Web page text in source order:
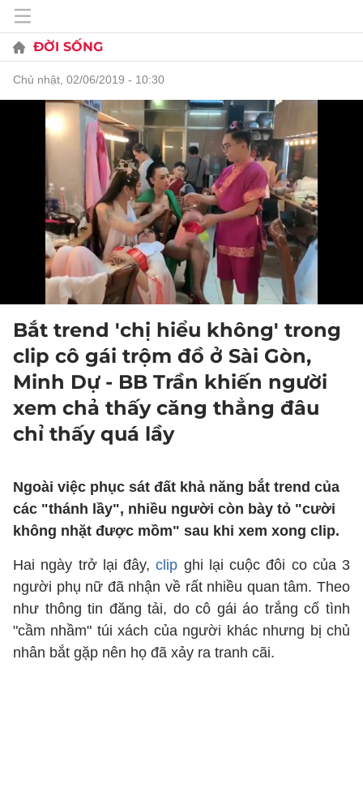
ĐỜI SỐNG
chủ nhật, 02/06/2019 - 10:30
Bắt trend 'chị hiểu không' trong
clip cô gái trộm đồ ở Sài Gòn,
Minh Dự - BB Trần khiến người
xem chả thấy căng thẳng đâu
chỉ thấy quá lầy
Ngoài việc phục sát đất khả năng bắt trend của
các "thánh lầy", nhiều người còn bày tỏ "cười
không nhặt được mồm" sau khi xem xong clip.
Hai ngày trở lại đây,clip ghi lại cuộc đôi co của 3
người phụ nữ đã nhận về rất nhiều quan tâm. Theo
như thông tin đăng tải, do cô gái áo trắng cố tình
"cầm nhầm" túi xách của người khác nhưng bị chủ
nhân bắt gặp nên họ đã xảy ra tranh cãi.